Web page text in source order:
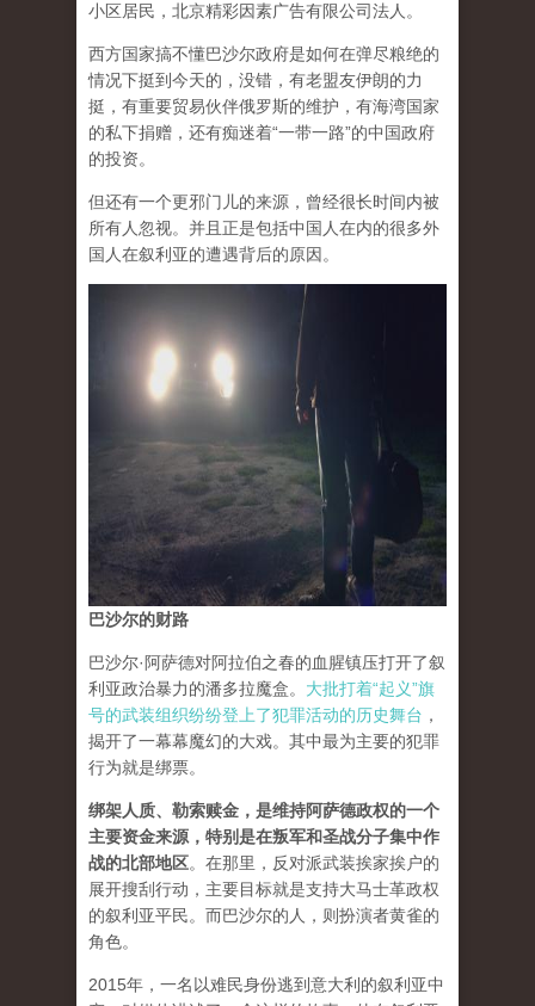
小区居民，北京精彩因素广告有限公司法人。
西方国家搞不懂巴沙尔政府是如何在弹尽粮绝的
情况下挺到今天的，没错，有老盟友伊朗的力
挺，有重要贸易伙伴俄罗斯的维护，有海湾国家
的私下捐赠，还有痴迷着“一带一路”的中国政府
的投资。
但还有一个更邪门儿的来源，曾经很长时间内被
所有人忽视。并且正是包括中国人在内的很多外
国人在叙利亚的遭遇背后的原因。
巴沙尔的财路
巴沙尔·阿萨德对阿拉伯之春的血腥镇压打开了叙
利亚政治暴力的潘多拉魔盒。 大批打着“起义”旗
号的武装组织纷纷登上了犯罪活动的历史舞台 ，
揭开了一幕幕魔幻的大戏。其中最为主要的犯罪
行为就是绑票。
绑架人质、勒索赎金，是维持阿萨德政权的一个
主要资金来源，特别是在叛军和圣战分子集中作
战的北部地区。在那里，反对派武装挨家挨户的
展开搜刮行动，主要目标就是支持大马士革政权
的叙利亚平民。而巴沙尔的人，则扮演者黄雀的
角色。
2015年，一名以难民身份逃到意大利的叙利亚中